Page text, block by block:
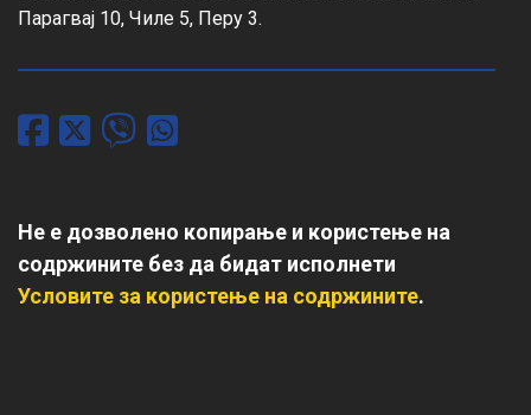
Парагвај 10, Чиле 5, Перу 3.
Не е дозволено копирање и користење на
содржините без да бидат исполнети
Условите за користење на содржините.